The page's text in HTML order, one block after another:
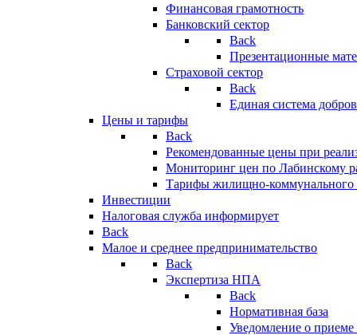
Финансовая грамотность
Банковский сектор
Back
Презентационные
Страховой сектор
Back
Единая система
Цены и тарифы
Back
Рекомендованные цены при
Мониторинг цен по Лабинскому
Тарифы жилищно-коммунального
Инвестиции
Налоговая служба информирует
Back
Малое и среднее предпринимательство
Back
Экспертиза НПА
Back
Нормативная база
Уведомление о